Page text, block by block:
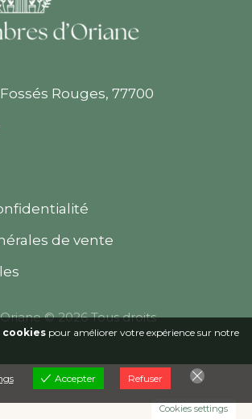
Rouges, 77700
de vente
© 2026 Tous droits
cookies pour améliorer votre expérience sur notre
Accepter Refuser
Cookies settings